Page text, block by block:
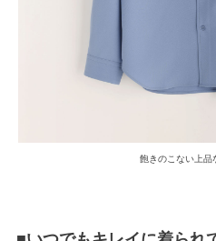
飽きのこない上品